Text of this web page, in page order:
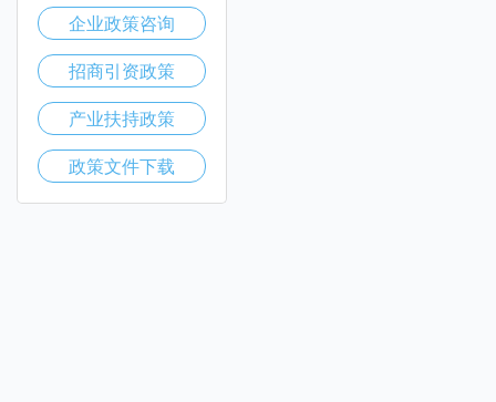
企业政策咨询
招商引资政策
产业扶持政策
政策文件下载